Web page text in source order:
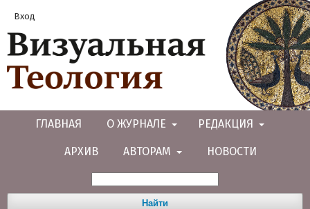
ГЛАВНАЯ О ЖУРНАЛЕ РЕДАКЦИЯ
АРХИВ АВТОРАМ НОВОСТИ
Найти
Вход